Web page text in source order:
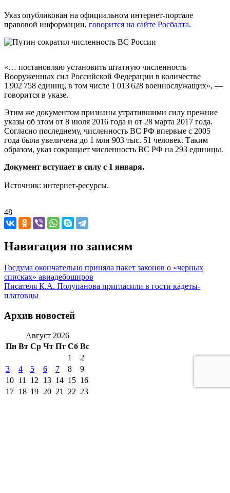
Указ опубликован на официальном интернет-портале
правовой информации, говорится на сайте Росбалта.
«… постановляю установить штатную численность
Вооруженных сил Российской Федерации в количестве
1 902 758 единиц, в том числе 1 013 628 военнослужащих», —
говорится в указе.
Этим же документом признаны утратившими силу прежние
указы об этом от 8 июля 2016 года и от 28 марта 2017 года.
Согласно последнему, численность ВС РФ впервые с 2005
года была увеличена до 1 млн 903 тыс. 51 человек. Таким
образом, указ сокращает численность ВС РФ на 293 единицы.
Документ вступает в силу с 1 января.
Источник: интернет-ресурсы.
48
Навигация по записям
Госдума окончательно приняла пакет законов о «черных
списках» авиадебоширов
Писателя К.А. Полупанова пригласили в гости кадеты-
платовцы
Архив новостей
Август 2026
Пн Вт Ср Чт Пт Сб Вс
1
2
3
4 5 6 7 8
9
10 11 12 13 14 15 16
17 18 19 20 21 22 23